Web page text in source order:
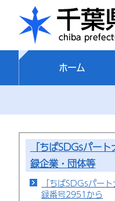
ホーム
「ちばSDGsパー
録企業・団体等
「ちばSDGsパー
録番号2951から